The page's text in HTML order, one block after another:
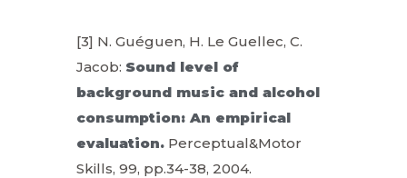
[3] N. Guéguen, H. Le Guellec, C.
Jacob: Sound level of
background music and alcohol
consumption: An empirical
evaluation. Perceptual&Motor
Skills, 99, pp.34-38, 2004.